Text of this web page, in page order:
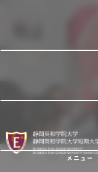
メニュー
TOP 社会・地域連携